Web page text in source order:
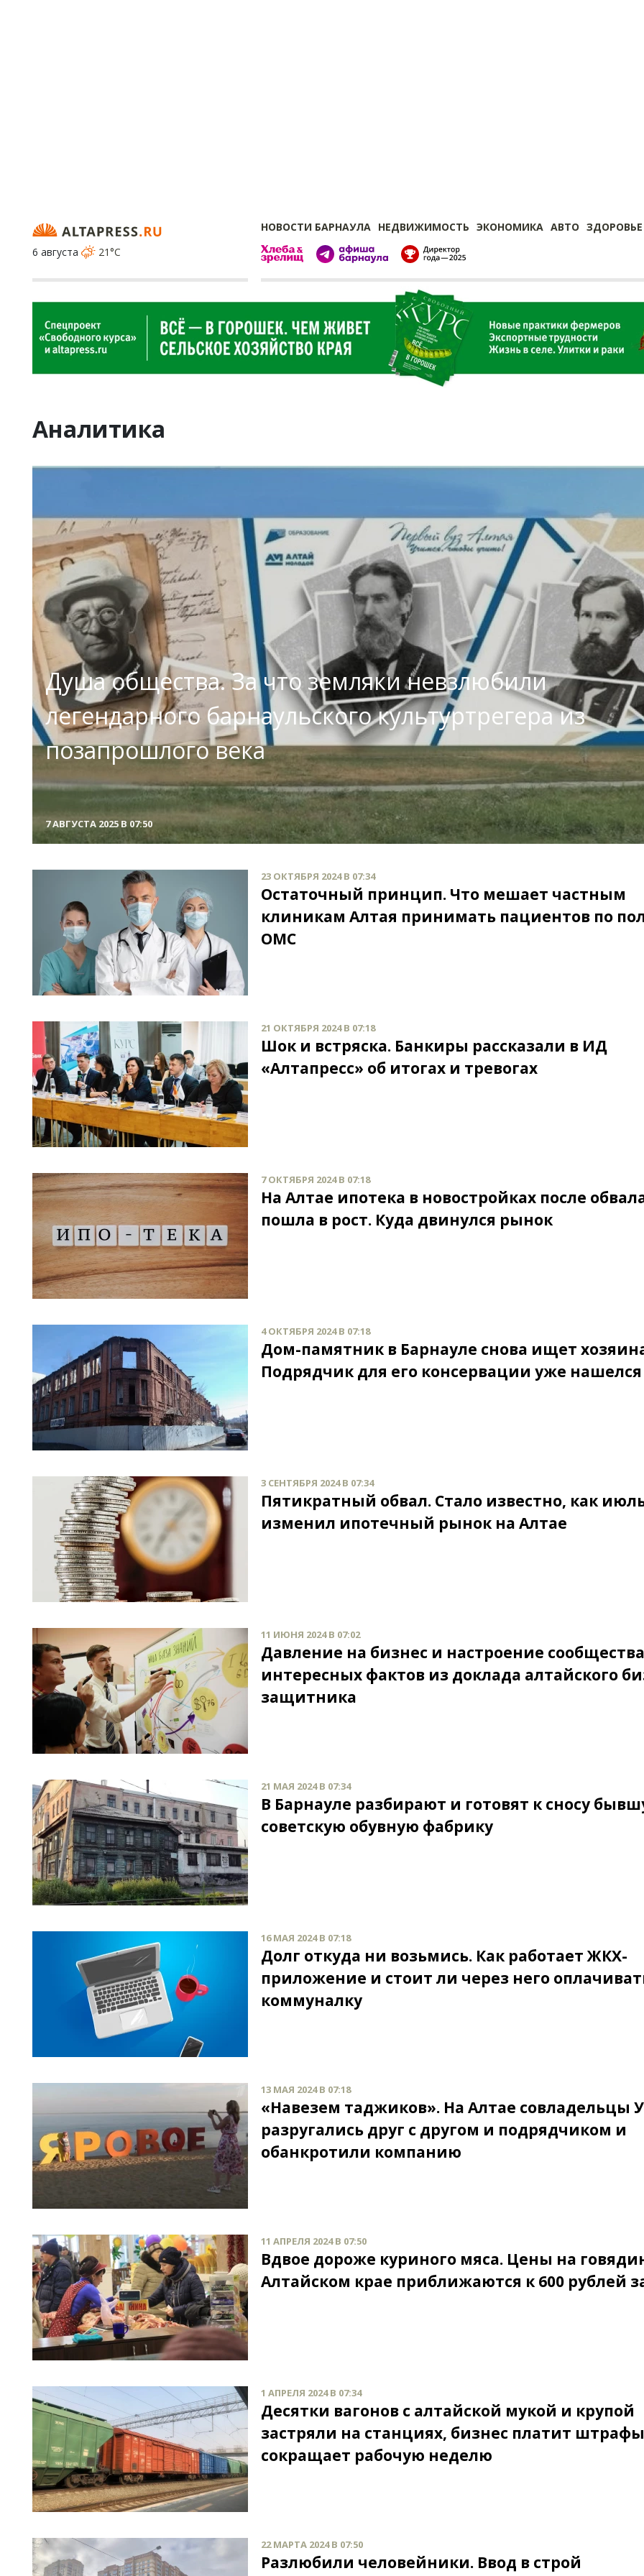
НОВОСТИ БАРНАУЛА НЕДВИЖИМОСТЬ ЭКОНОМИКА АВТО ЗДОРОВЬЕ
6 августа
21°C
Аналитика
Душа общества. За что земляки невзлюбили
легендарного барнаульского культуртрегера из
позапрошлого века
7 АВГУСТА 2025 В 07:50
23 ОКТЯБРЯ 2024 В 07:34
Остаточный принцип. Что мешает частным
клиникам Алтая принимать пациентов по
ОМС
21 ОКТЯБРЯ 2024 В 07:18
Шок и встряска. Банкиры рассказали в ИД
«Алтапресс» об итогах и тревогах
7 ОКТЯБРЯ 2024 В 07:18
На Алтае ипотека в новостройках после
пошла в рост. Куда двинулся рынок
4 ОКТЯБРЯ 2024 В 07:18
Дом-памятник в Барнауле снова ищет
Подрядчик для его консервации уже нашелся
3 СЕНТЯБРЯ 2024 В 07:34
Пятикратный обвал. Стало известно, как
изменил ипотечный рынок на Алтае
11 ИЮНЯ 2024 В 07:02
Давление на бизнес и настроение
интересных фактов из доклада алтайского
защитника
21 МАЯ 2024 В 07:34
В Барнауле разбирают и готовят к сносу
советскую обувную фабрику
16 МАЯ 2024 В 07:18
Долг откуда ни возьмись. Как работает ЖКХ-
приложение и стоит ли через него
коммуналку
13 МАЯ 2024 В 07:18
«Навезем таджиков». На Алтае совладельцы
разругались друг с другом и подрядчиком и
обанкротили компанию
11 АПРЕЛЯ 2024 В 07:50
Вдвое дороже куриного мяса. Цены на
Алтайском крае приближаются к 600 рублей
1 АПРЕЛЯ 2024 В 07:34
Десятки вагонов с алтайской мукой и крупой
застряли на станциях, бизнес платит
сокращает рабочую неделю
22 МАРТА 2024 В 07:50
Разлюбили человейники. Ввод в строй